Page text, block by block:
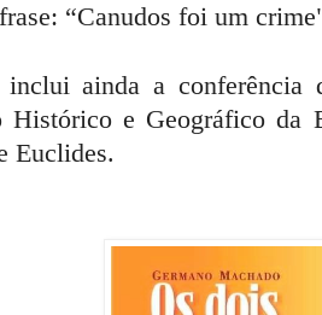
“Canudos foi um
ainda a conferência
Histórico e Geográfico da
Euclides.